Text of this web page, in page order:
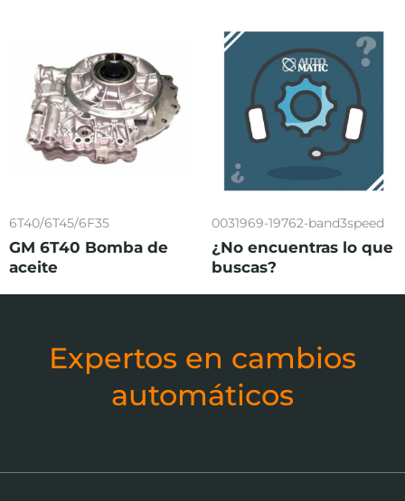
6T40/6T45/6F35
GM 6T40 Bomba de
aceite
0031969-19762-band3speed
¿No encuentras lo que
buscas?
Expertos en cambios
automáticos